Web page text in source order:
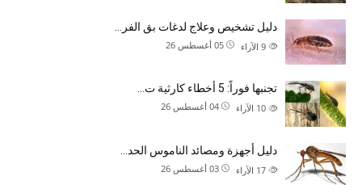
دليل تشخيص وعلاج لدغات بق الفر…
05 أغسطس 26 الآراء
تجنبها فوراً: 5 أخطاء كارثية ت…
04 أغسطس 26 الآراء
دليل أجهزة ومصائد الناموس الحد…
03 أغسطس 26 الآراء